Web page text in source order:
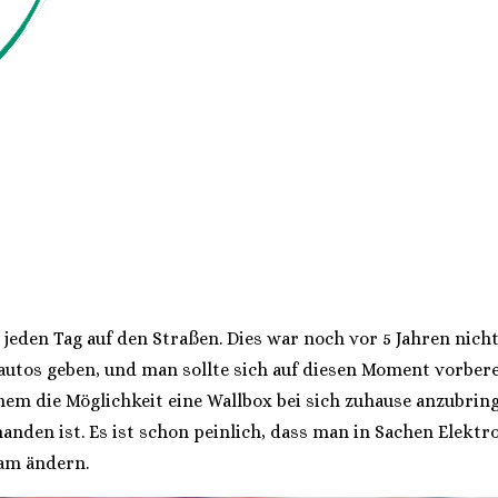
Tag auf den Straßen. Dies war noch vor 5 Jahren
geben, und man sollte sich auf diesen Moment
die Möglichkeit eine Wallbox bei sich zuhause
ist. Es ist schon peinlich, dass man in Sachen
ändern.